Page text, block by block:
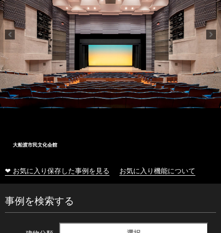
大船渡市民文化会館
❤ お気に入り保存した事例を見る お気に入り機能について
事例を検索する